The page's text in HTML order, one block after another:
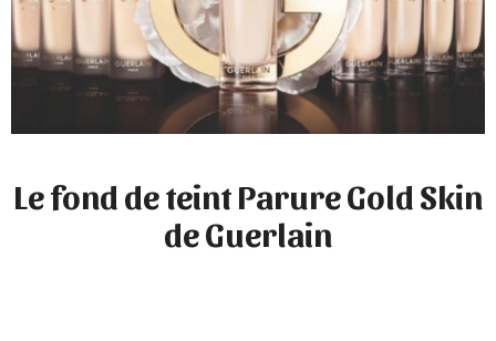
Le fond de teint Parure Gold Skin
de Guerlain